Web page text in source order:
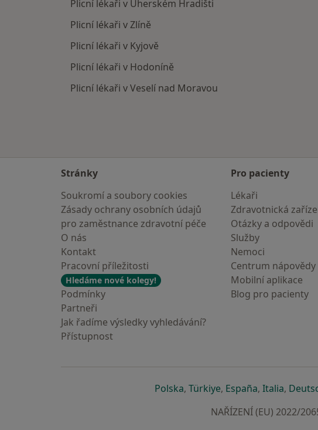
Plicní lékaři v Uherském Hradišti
Plicní lékaři v Zlíně
Plicní lékaři v Kyjově
Plicní lékaři v Hodoníně
Plicní lékaři v Veselí nad Moravou
Stránky
Soukromí a soubory cookies
Zásady ochrany osobních údajů
pro zaměstnance zdravotní péče
O nás
Kontakt
Pracovní příležitosti
Hledáme nové kolegy!
Podmínky
Partneři
Jak řadíme výsledky vyhledávání?
Přístupnost
Pro pacienty
Lékaři
Zdravotnická
Otázky a odpovědi
Služby
Nemoci
Centrum nápovědy
Mobilní aplikace
Blog pro pacienty
Polskase otevře v nové záložce
, Türkiyese otevře v nové
, Españase otevře v
, Italiase
,
NAŘÍZENÍ (EU) 2022/